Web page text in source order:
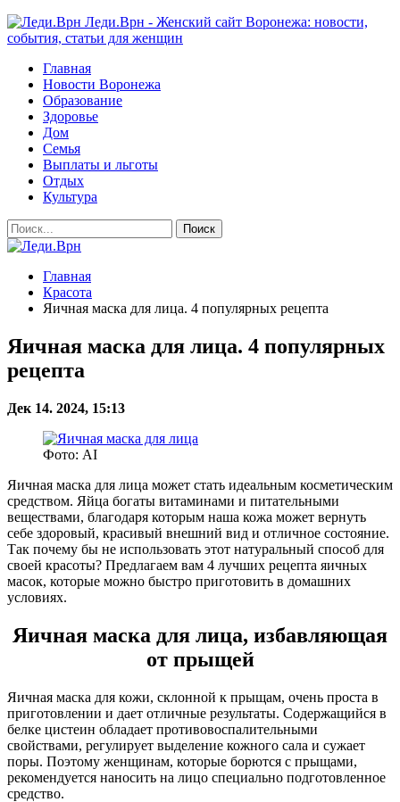
Леди.Врн - Женский сайт Воронежа: новости,
события, статьи для женщин
Главная
Новости Воронежа
Образование
Здоровье
Дом
Семья
Выплаты и льготы
Отдых
Культура
Главная
Красота
Яичная маска для лица. 4 популярных рецепта
Яичная маска для лица. 4 популярных
рецепта
Дек 14. 2024, 15:13
Фото: AI
Яичная маска для лица может стать идеальным косметическим
средством. Яйца богаты витаминами и питательными
веществами, благодаря которым наша кожа может вернуть
себе здоровый, красивый внешний вид и отличное состояние.
Так почему бы не использовать этот натуральный способ для
своей красоты? Предлагаем вам 4 лучших рецепта яичных
масок, которые можно быстро приготовить в домашних
условиях.
Яичная маска для лица, избавляющая
от прыщей
Яичная маска для кожи, склонной к прыщам, очень проста в
приготовлении и дает отличные результаты. Содержащийся в
белке цистеин обладает противовоспалительными
свойствами, регулирует выделение кожного сала и сужает
поры. Поэтому женщинам, которые борются с прыщами,
рекомендуется наносить на лицо специально подготовленное
средство.